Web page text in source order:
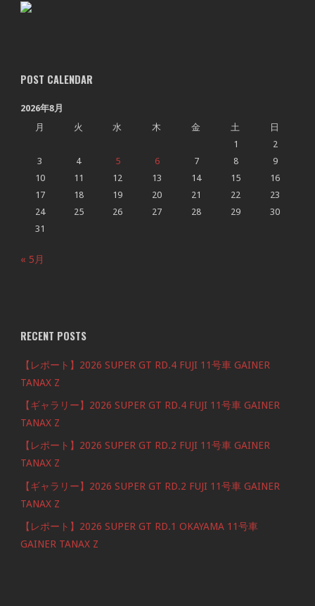
POST CALENDAR
2026年8月
月
火 水 木 金 土
日
1
2
3
4 5 6 7 8
9
10
11 12 13 14 15
16
17
18 19 20 21 22
23
24
25 26 27 28 29
30
31
« 5月
RECENT POSTS
【レポート】2026 SUPER GT RD.4 FUJI 11号車 GAINER
TANAX Z
【ギャラリー】2026 SUPER GT RD.4 FUJI 11号車 GAINER
TANAX Z
【レポート】2026 SUPER GT RD.2 FUJI 11号車 GAINER
TANAX Z
【ギャラリー】2026 SUPER GT RD.2 FUJI 11号車 GAINER
TANAX Z
【レポート】2026 SUPER GT RD.1 OKAYAMA 11号車
GAINER TANAX Z